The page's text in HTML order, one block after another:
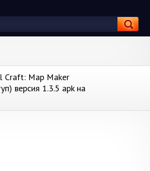
Craft: Map Maker
версия 1.3.5 apk на